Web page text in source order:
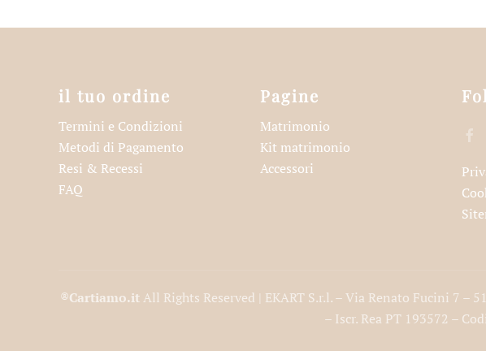
il tuo ordine
Termini e Condizioni
Metodi di Pagamento
Resi & Recessi
FAQ
Pagine
Matrimonio
Kit matrimonio
Accessori
®Cartiamo.itAll Rights Reserved | EKART S.r.l. – Via Renato Fucini 7 –
– Iscr. Rea PT 193572 –